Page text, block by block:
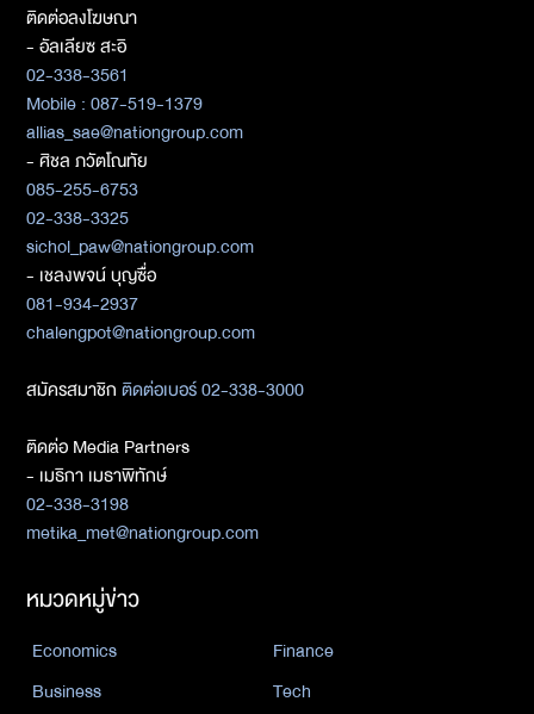
ติดต่อลงโฆษณา
- อัลเลียซ สะอิ
02-338-3561
Mobile : 087-519-1379
allias_sae@nationgroup.com
- ศิชล ภวัตโณทัย
085-255-6753
02-338-3325
sichol_paw@nationgroup.com
- เชลงพจน์ บุญซื่อ
081-934-2937
chalengpot@nationgroup.com
สมัครสมาชิกติดต่อเบอร์ 02-338-3000
ติดต่อ Media Partners
- เมธิกา เมธาพิทักษ์
02-338-3198
metika_met@nationgroup.com
หมวดหมู่ข่าว
Economics
Finance
Business
Tech